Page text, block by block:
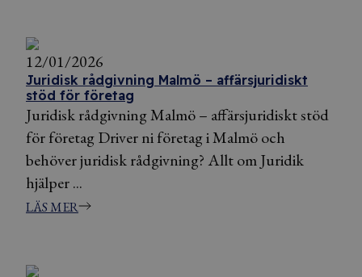
12/01/2026
Juridisk rådgivning Malmö – affärsjuridiskt
stöd för företag
Juridisk rådgivning Malmö – affärsjuridiskt stöd
för företag Driver ni företag i Malmö och
behöver juridisk rådgivning? Allt om Juridik
hjälper ...
LÄS MER